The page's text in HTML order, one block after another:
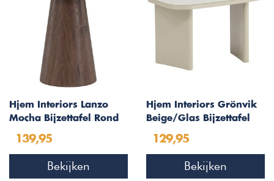
Hjem Interiors Lanzo
Mocha Bijzettafel Rond
139,95
Bekijken
Hjem Interiors Grönvik
Beige/Glas Bijzettafel
129,95
Bekijken